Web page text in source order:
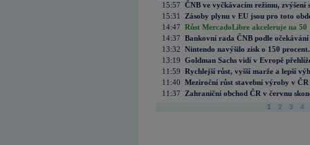
15:57 ČNB ve vyčkávacím režimu, zvýšení
15:31
Zásoby plynu v EU jsou pro toto
14:47 Růst MercadoLibre akceleruje na
14:37 Bankovní rada ČNB podle
13:32 Nintendo navýšilo zisk o 150
13:19 Goldman Sachs vidí v Evropě
11:59 Rychlejší růst, vyšší marže a lepší
11:40 Meziroční růst stavební výroby v
11:37
Zahraniční obchod ČR v červnu
1 2 3 4